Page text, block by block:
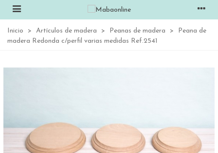
Inicio > Artículos de madera > Peanas de madera >
Peana de
madera Redonda c/perfil varias medidas Ref.2541